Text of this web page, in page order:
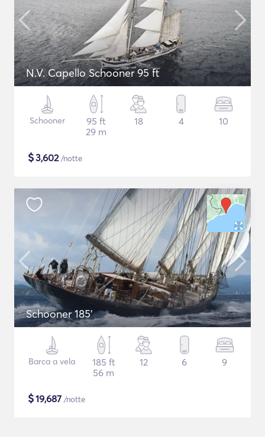
N.V. Capello Schooner 95 ft
Schooner
95 ft
29 m
18 4 10
$3,602/notte
Schooner 185'
Barca a vela
185 ft
56 m
12 6 9
$19,687 /notte